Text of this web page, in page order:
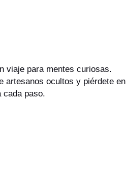
viaje para mentes curiosas.
artesanos ocultos y piérdete en
cada paso.